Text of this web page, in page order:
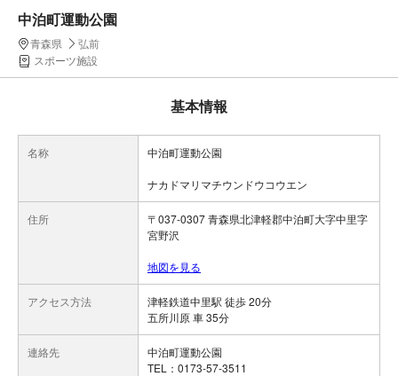
中泊町運動公園
青森県
弘前
スポーツ施設
基本情報
名称 中泊町運動公園
ナカドマリマチウンドウコウエン
住所
〒037-0307 青森県北津軽郡中泊町大字中里字
宮野沢
地図を見る
アクセス方法
津軽鉄道中里駅 徒歩 20分
五所川原 車 35分
連絡先
中泊町運動公園
TEL：0173-57-3511